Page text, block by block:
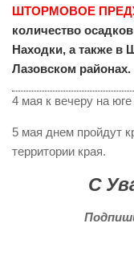
ШТОРМОВОЕ
количество
Находки, а также в
Лазовском районах.
4 мая к вечеру на
5 мая днем пройдут
территории края.
С